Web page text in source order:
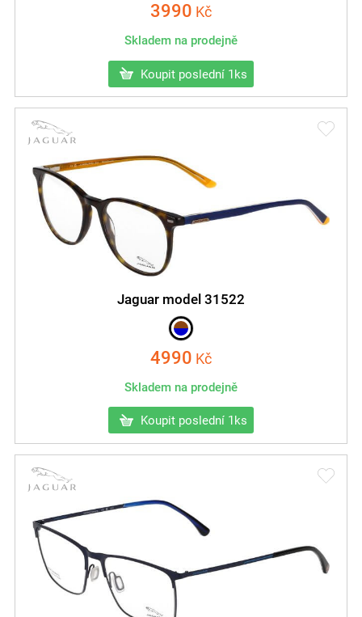
3990 Kč
Skladem na prodejně
Koupit poslední 1ks
Jaguar model 31522
4990 Kč
Skladem na prodejně
Koupit poslední 1ks